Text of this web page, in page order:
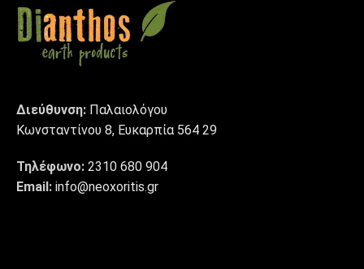
Διεύθυνση: Παλαιολόγου
Κωνσταντίνου 8, Ευκαρπία 564 29
Τηλέφωνο: 2310 680 904
Email: info@neoxoritis.gr